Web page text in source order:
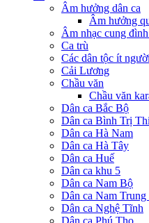
Âm hưởng dân ca
Âm hưởng
Âm nhạc cung
Ca trù
Các dân tộc ít người
Cải Lương
Chầu văn
Chầu văn
Dân ca Bắc Bộ
Dân ca Bình Trị
Dân ca Hà Nam
Dân ca Hà Tây
Dân ca Huế
Dân ca khu 5
Dân ca Nam Bộ
Dân ca Nam
Dân ca Nghệ Tĩnh
Dân ca Phú Thọ